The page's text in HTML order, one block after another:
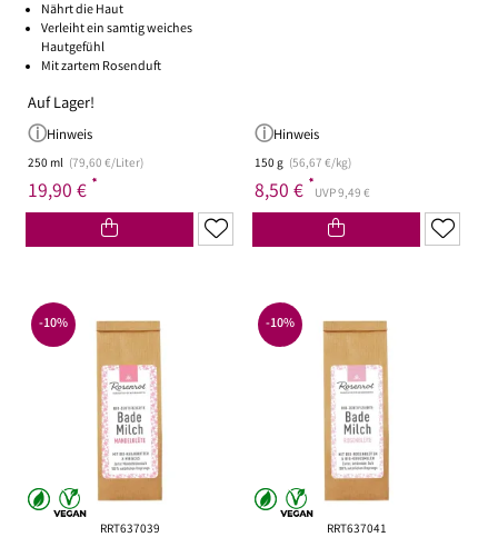
Nährt die Haut
Verleiht ein samtig weiches
Hautgefühl
Mit zartem Rosenduft
Auf Lager!
Hinweis
250 ml (79,60 €/Liter)
19,90 € *
Hinweis
150 g (56,67 €/kg)
8,50 € *UVP 9,49 €
RRT637039
-10%
RRT637041
-10%